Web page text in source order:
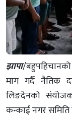
झापा/
माग गर्दै नैतिक
लिङदेनको
कन्काई नगर